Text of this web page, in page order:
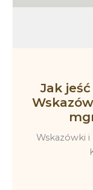
Jak
Wskazówki